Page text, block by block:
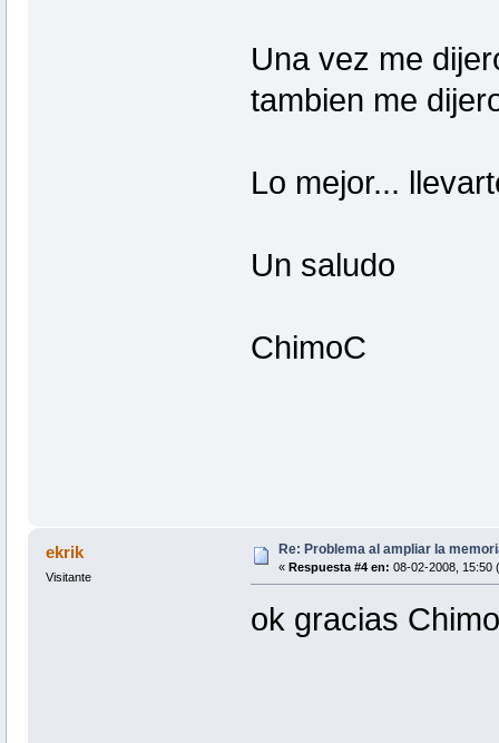
Una vez me
tambien me
Lo mejor...
Un saludo
ChimoC
ekrik
Visitante
Re: Problema al ampliar la
« Respuesta #4 en: 08-02-2008, 15:50
ok gracias